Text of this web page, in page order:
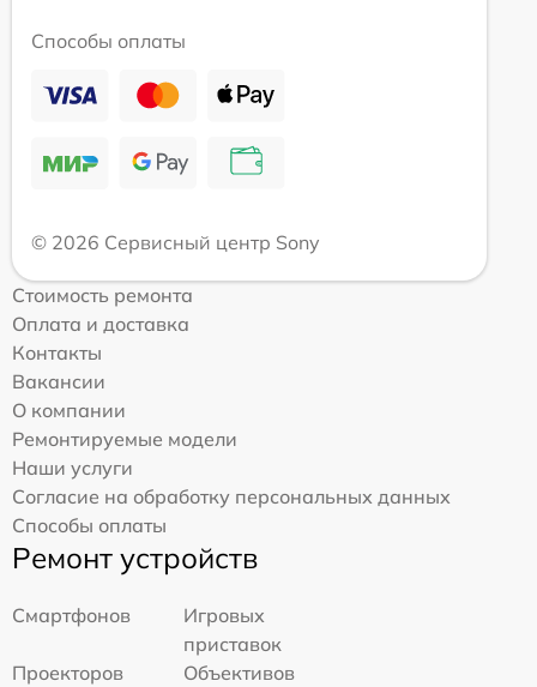
Способы оплаты
© 2026 Сервисный центр Sony
Стоимость ремонта
Оплата и доставка
Контакты
Вакансии
О компании
Ремонтируемые модели
Наши услуги
Согласие на обработку персональных данных
Способы оплаты
Ремонт устройств
Смартфонов
Игровых
приставок
Проекторов
Объективов